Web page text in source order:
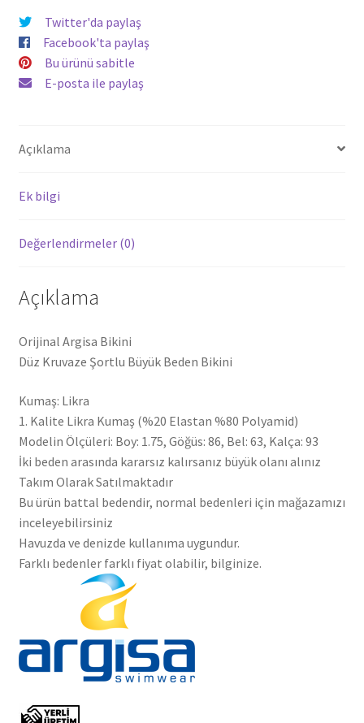
Twitter'da paylaş
Facebook'ta paylaş
Bu ürünü sabitle
E-posta ile paylaş
Açıklama
Ek bilgi
Değerlendirmeler (0)
Açıklama
Orijinal Argisa Bikini
Düz Kruvaze Şortlu Büyük Beden Bikini
Kumaş: Likra
1. Kalite Likra Kumaş (%20 Elastan %80 Polyamid)
Modelin Ölçüleri: Boy: 1.75, Göğüs: 86, Bel: 63, Kalça: 93
İki beden arasında kararsız kalırsanız büyük olanı alınız
Takım Olarak Satılmaktadır
Bu ürün battal bedendir, normal bedenleri için mağazamızı
inceleyebilirsiniz
Havuzda ve denizde kullanıma uygundur.
Farklı bedenler farklı fiyat olabilir, bilginize.